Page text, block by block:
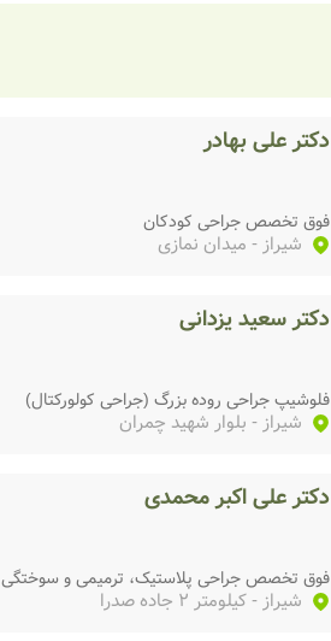
دکتر علی بهادر
فوق تخصص جراحی کودکان
شیراز- میدان نمازی
دکتر سعید یزدانی
فلوشیپ جراحی روده بزرگ (جراحی کولورکتال)
شیراز- بلوار شهید چمران
دکتر علی اکبر محمدی
فوق تخصص جراحی پلاستیک، ترمیمی و سوختگی
شیراز- کیلومتر 2 جاده صدرا